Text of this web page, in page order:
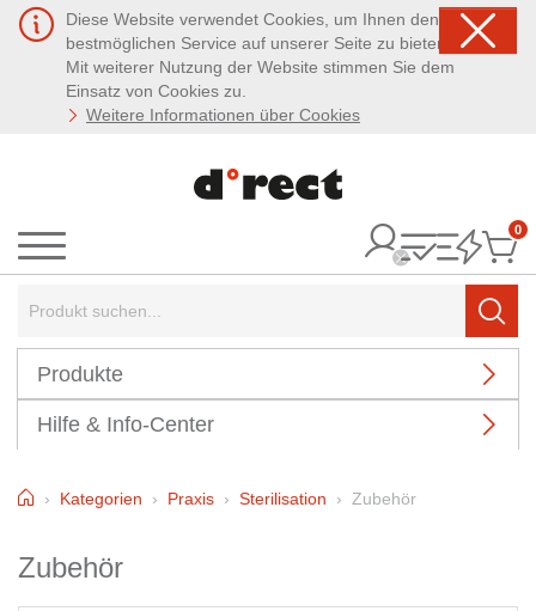
Diese Website verwendet Cookies, um Ihnen den
bestmöglichen Service auf unserer Seite zu bieten.
Mit weiterer Nutzung der Website stimmen Sie dem
Einsatz von Cookies zu.
Weitere Informationen über Cookies
Menü
0
Produkte
Hilfe & Info-Center
HomeKategorien Praxis Sterilisation Zubehör
Zubehör